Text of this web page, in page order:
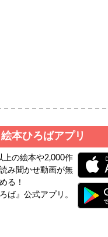
絵本ひろばアプリ
上の絵本や2,000作
み聞かせ動画が無
る！
ば』公式アプリ。